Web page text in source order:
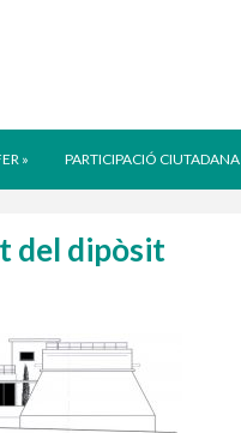
» PARTICIPACIÓ CIUTADANA
del dipòsit